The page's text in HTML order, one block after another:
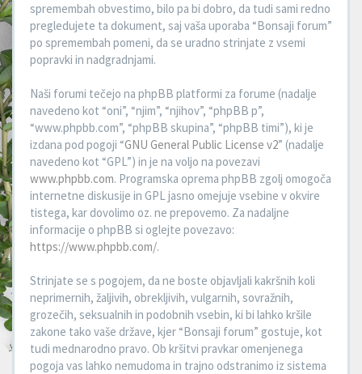
spremembah obvestimo, bilo pa bi dobro, da tudi sami redno
pregledujete ta dokument, saj vaša uporaba “Bonsaji forum”
po spremembah pomeni, da se uradno strinjate z vsemi
popravki in nadgradnjami.
Naši forumi tečejo na phpBB platformi za forume (nadalje
navedeno kot “oni”, “njim”, “njihov”, “phpBB p”,
“www.phpbb.com”, “phpBB skupina”, “phpBB timi”), ki je
izdana pod pogoji “GNU General Public License v2” (nadalje
navedeno kot “GPL”) in je na voljo na povezavi
www.phpbb.com. Programska oprema phpBB zgolj omogoča
internetne diskusije in GPL jasno omejuje vsebine v okvire
tistega, kar dovolimo oz. ne prepovemo. Za nadaljne
informacije o phpBB si oglejte povezavo:
https://www.phpbb.com/.
Strinjate se s pogojem, da ne boste objavljali kakršnih koli
neprimernih, žaljivih, obrekljivih, vulgarnih, sovražnih,
grozečih, seksualnih in podobnih vsebin, ki bi lahko kršile
zakone tako vaše države, kjer “Bonsaji forum” gostuje, kot
tudi mednarodno pravo. Ob kršitvi pravkar omenjenega
pogoja vas lahko nemudoma in trajno odstranimo iz sistema